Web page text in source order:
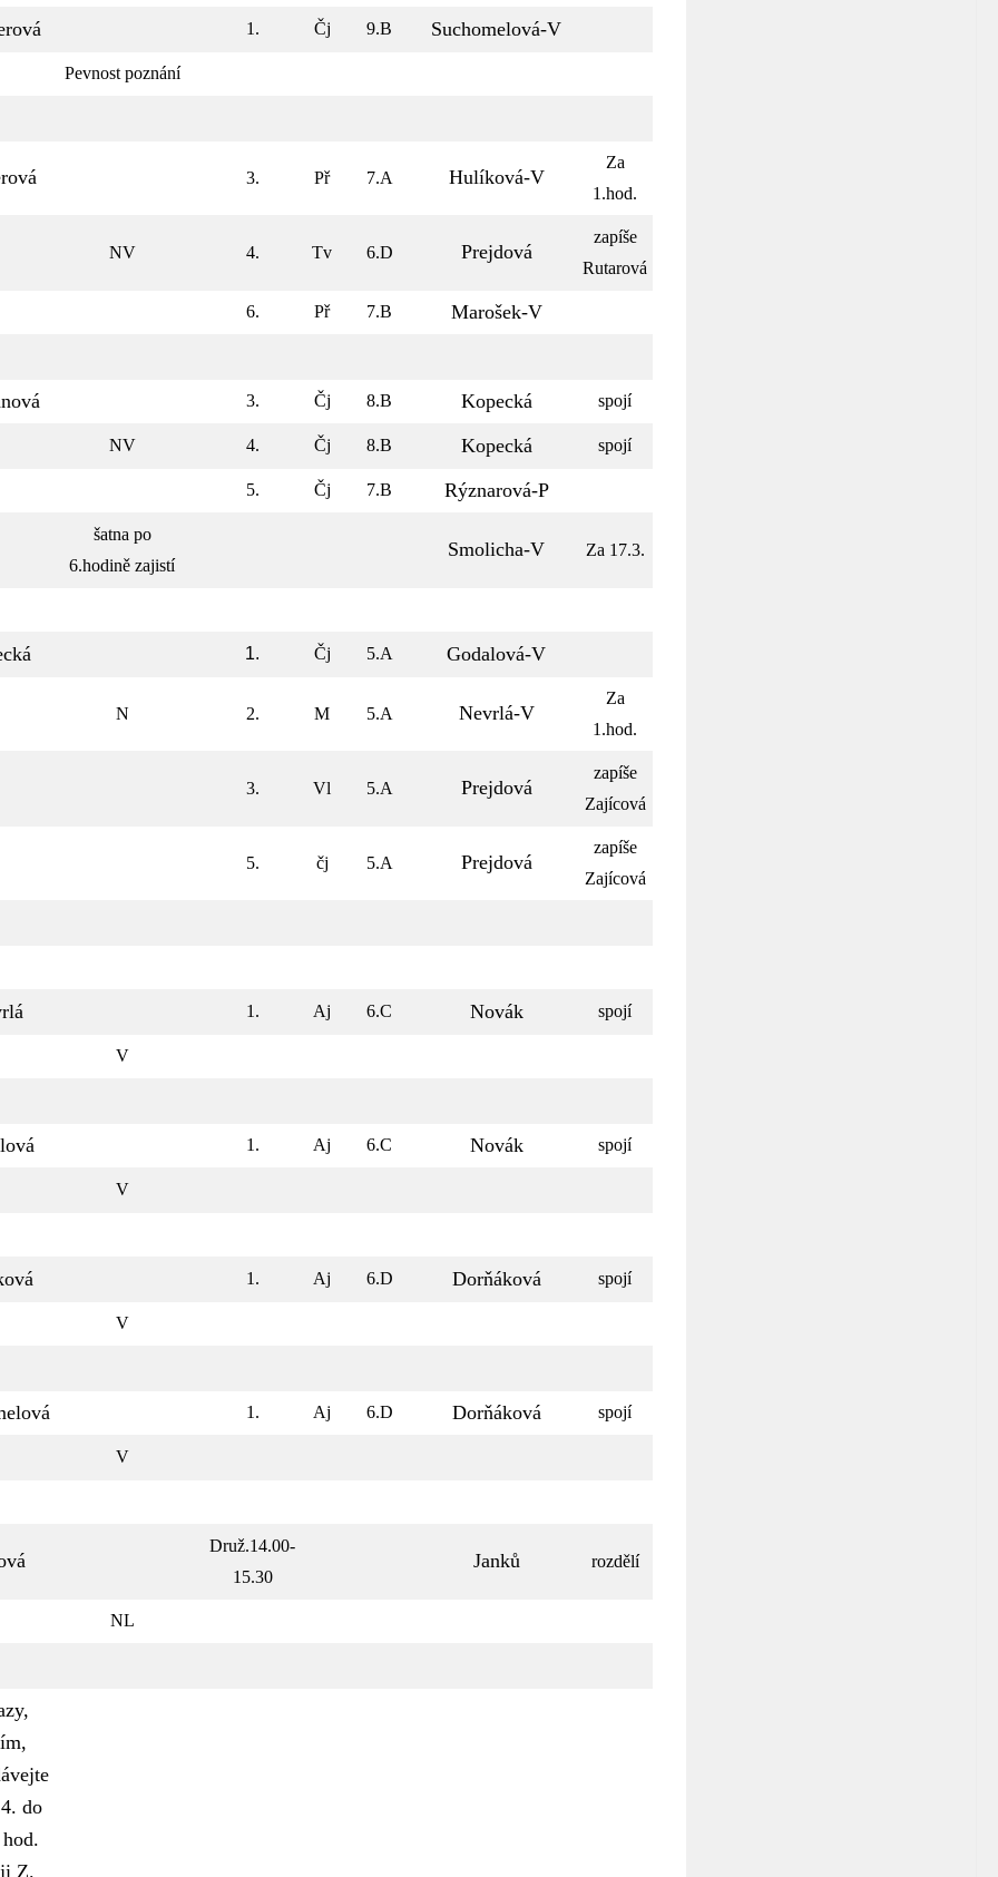
1. Čj 9.B Suchomelová-V
Pevnost poznání
3. Př 7.A Hulíková-V
Za
1.hod.
NV 4. Tv 6.D Prejdová
zapíše
Rutarová
6. Př 7.B Marošek-V
3. Čj 8.B Kopecká spojí
NV 4. Čj 8.B Kopecká spojí
5. Čj 7.B Rýznarová-P
šatna po
6.hodině zajistí
Smolicha-V Za 17.3.
1. Čj 5.A Godalová-V
N 2. M 5.A Nevrlá-V
Za
1.hod.
3. Vl 5.A Prejdová
zapíše
Zajícová
5. čj 5.A Prejdová
zapíše
Zajícová
1. Aj 6.C Novák spojí
V
1. Aj 6.C Novák spojí
V
1. Aj 6.D Dorňáková spojí
V
1. Aj 6.D Dorňáková spojí
V
Druž.14.00-
15.30
Janků rozdělí
NL
do
Z.